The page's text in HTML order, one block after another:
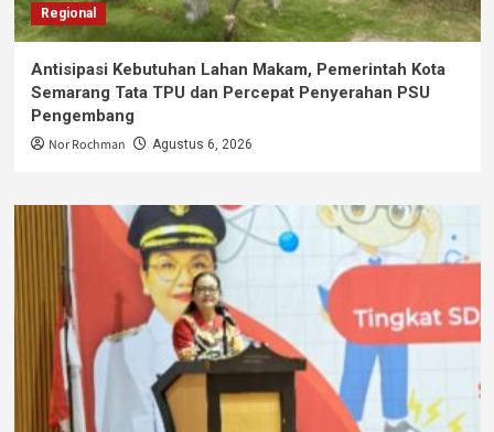
Regional
Antisipasi Kebutuhan Lahan Makam, Pemerintah Kota
Semarang Tata TPU dan Percepat Penyerahan PSU
Pengembang
Nor Rochman Agustus 6, 2026